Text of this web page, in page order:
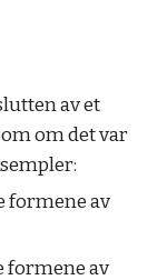
av et
om det var
formene av
formene av